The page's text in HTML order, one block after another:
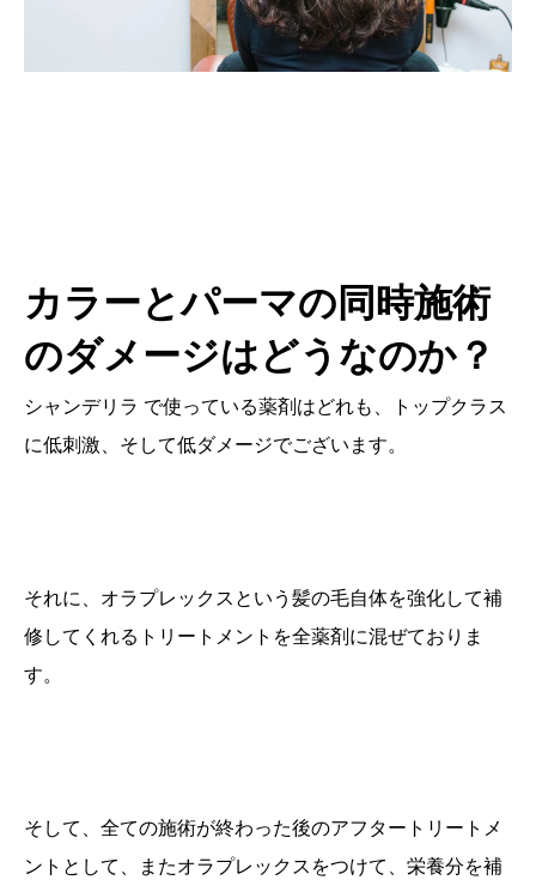
カラーとパーマの同時施術
のダメージはどうなのか？
シャンデリラ で使っている薬剤はどれも、トップクラス
に低刺激、そして低ダメージでございます。
それに、オラプレックスという髪の毛自体を強化して補
修してくれるトリートメントを全薬剤に混ぜておりま
す。
そして、全ての施術が終わった後のアフタートリートメ
ントとして、またオラプレックスをつけて、栄養分を補